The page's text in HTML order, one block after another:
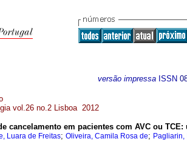
versão impressa ISSN
vol.26 no.2 Lisboa 2012
cancelamento em pacientes com AVC ou TCE:
Luara de Freitas; Oliveira, Camila Rosa de; Pagliarin,